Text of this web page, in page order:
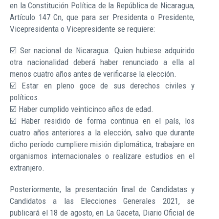
en la Constitución Política de la República de Nicaragua,
Artículo 147 Cn, que para ser Presidenta o Presidente,
Vicepresidenta o Vicepresidente se requiere:
☑️ Ser nacional de Nicaragua. Quien hubiese adquirido
otra nacionalidad deberá haber renunciado a ella al
menos cuatro años antes de verificarse la elección.
☑️ Estar en pleno goce de sus derechos civiles y
políticos.
☑️ Haber cumplido veinticinco años de edad.
☑️ Haber residido de forma continua en el país, los
cuatro años anteriores a la elección, salvo que durante
dicho período cumpliere misión diplomática, trabajare en
organismos internacionales o realizare estudios en el
extranjero.
Posteriormente, la presentación final de Candidatas y
Candidatos a las Elecciones Generales 2021, se
publicará el 18 de agosto, en La Gaceta, Diario Oficial de